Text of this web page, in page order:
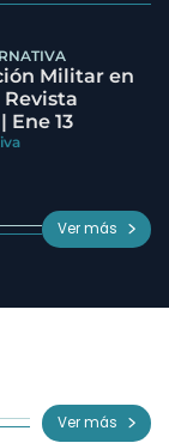
Militar en
13
Ver más
Ver más